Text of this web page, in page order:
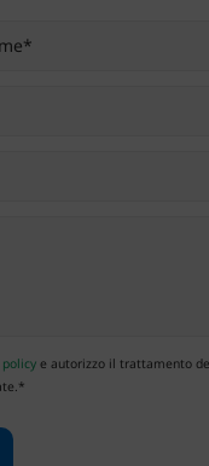
policye autorizzo il trattamento